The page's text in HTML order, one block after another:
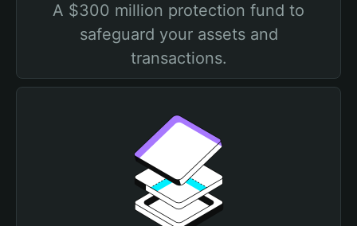
A $300 million protection fund to
safeguard your assets and
transactions.